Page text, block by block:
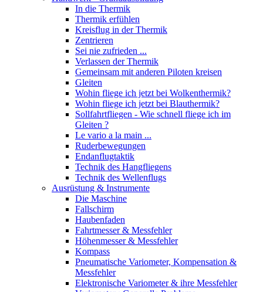
In die Thermik
Thermik erfühlen
Kreisflug in der Thermik
Zentrieren
Sei nie zufrieden ...
Verlassen der Thermik
Gemeinsam mit anderen Piloten kreisen
Gleiten
Wohin fliege ich jetzt bei Wolkenthermik?
Wohin fliege ich jetzt bei Blauthermik?
Sollfahrtfliegen - Wie schnell fliege ich im
Gleiten ?
Le vario a la main ...
Ruderbewegungen
Endanflugtaktik
Technik des Hangfliegens
Technik des Wellenflugs
Ausrüstung & Instrumente
Die Maschine
Fallschirm
Haubenfaden
Fahrtmesser & Messfehler
Höhenmesser & Messfehler
Kompass
Pneumatische Variometer, Kompensation &
Messfehler
Elektronische Variometer & ihre Messfehler